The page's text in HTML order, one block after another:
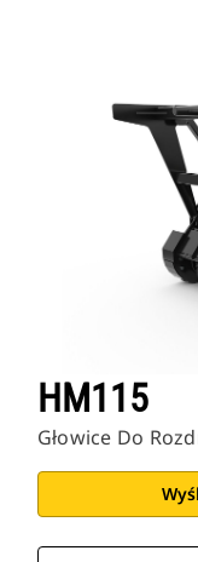
HM115
Głowice Do